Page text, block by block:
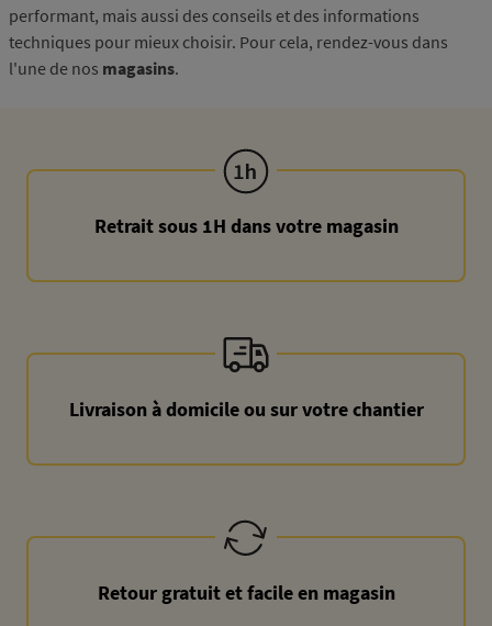
performant, mais aussi des conseils et des informations
techniques pour mieux choisir. Pour cela, rendez-vous dans
l'une de nos magasins.
Retrait sous 1H dans votre magasin
Livraison à domicile ou sur votre chantier
Retour gratuit et facile en magasin